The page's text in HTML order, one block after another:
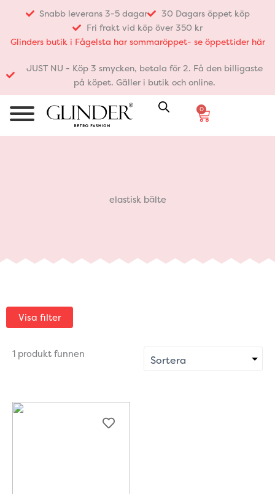
innehåll
Snabb leverans 3-5 dagar
30 Dagars öppet köp
Fri frakt vid köp över 350 kr
Glinders butik i Fågelsta har sommaröppet- se öppettider här
JUST NU - Köp 3 smycken, betala för 2. Få den billigaste
på köpet. Gäller i butik och online.
0
Varukorg
elastisk bälte
Visa filter
1 produkt funnen